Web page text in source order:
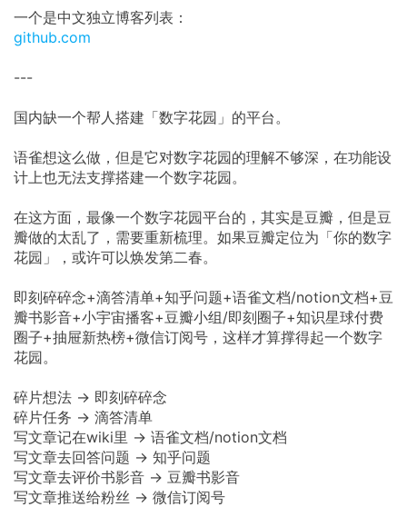
一个是中文独立博客列表：
github.com
---
国内缺一个帮人搭建「数字花园」的平台。
语雀想这么做，但是它对数字花园的理解不够深，在功能设
计上也无法支撑搭建一个数字花园。
在这方面，最像一个数字花园平台的，其实是豆瓣，但是豆
瓣做的太乱了，需要重新梳理。如果豆瓣定位为「你的数字
花园」，或许可以焕发第二春。
即刻碎碎念+滴答清单+知乎问题+语雀文档/notion文档+豆
瓣书影音+小宇宙播客+豆瓣小组/即刻圈子+知识星球付费
圈子+抽屉新热榜+微信订阅号，这样才算撑得起一个数字
花园。
碎片想法 → 即刻碎碎念
碎片任务 → 滴答清单
写文章记在wiki里 → 语雀文档/notion文档
写文章去回答问题 → 知乎问题
写文章去评价书影音 → 豆瓣书影音
写文章推送给粉丝 → 微信订阅号